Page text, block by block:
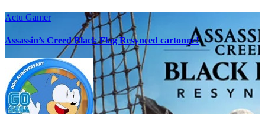
Actu Gamer
Assassin’s Creed Black Flag Resynced cartonne!